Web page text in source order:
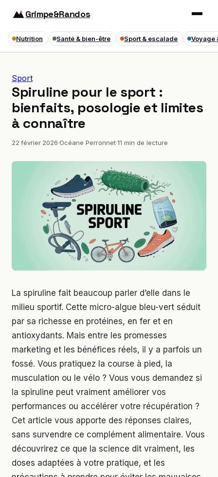
Grimpe&Randos
Nutrition Santé & bien-être Sport & escalade Voyage
Sport
Spiruline pour le sport :
bienfaits, posologie et limites
à connaître
22 février 2026·Océane Perronnet·11 min de lecture
La spiruline fait beaucoup parler d’elle dans le
milieu sportif. Cette micro-algue bleu-vert séduit
par sa richesse en protéines, en fer et en
antioxydants. Mais entre les promesses
marketing et les bénéfices réels, il y a parfois un
fossé. Vous pratiquez la course à pied, la
musculation ou le vélo ? Vous vous demandez si
la spiruline peut vraiment améliorer vos
performances ou accélérer votre récupération ?
Cet article vous apporte des réponses claires,
sans survendre ce complément alimentaire. Vous
découvrirez ce que la science dit vraiment, les
doses adaptées à votre pratique, et les